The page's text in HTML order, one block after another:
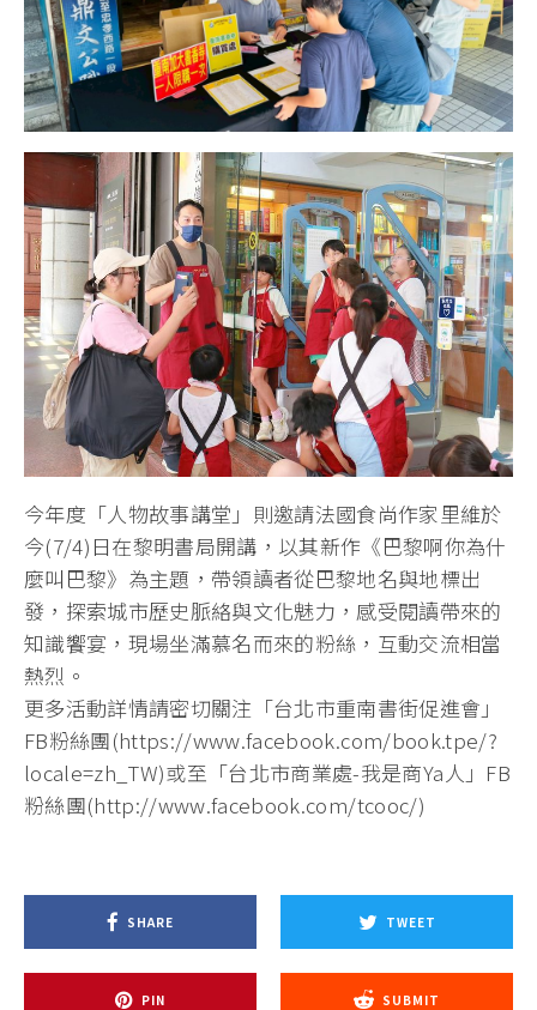
今年度「人物故事講堂」則邀請法國食尚作家里維於
今(7/4)日在黎明書局開講，以其新作《巴黎啊你為什
麼叫巴黎》為主題，帶領讀者從巴黎地名與地標出
發，探索城市歷史脈絡與文化魅力，感受閱讀帶來的
知識饗宴，現場坐滿慕名而來的粉絲，互動交流相當
熱烈。
更多活動詳情請密切關注「台北市重南書街促進會」
FB粉絲團(https://www.facebook.com/book.tpe/?
locale=zh_TW)或至「台北市商業處-我是商Ya人」FB
粉絲團(http://www.facebook.com/tcooc/)
SHARE TWEET
PIN SUBMIT